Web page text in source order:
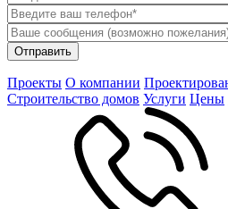
Проекты О компании
Строительство домов Услуги Цены